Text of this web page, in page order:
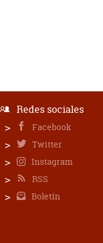
Redes sociales
Facebook
Twitter
Instagram
RSS
Boletín